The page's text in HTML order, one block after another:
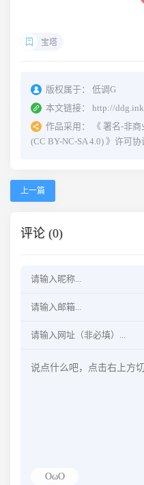
宝塔
版权属于：
低调G
本文链接：
http://
作品采用：
《 署名-非商
(CC BY-NC-SA 4.0) 》许可协
上一篇
评论 (0)
OωO